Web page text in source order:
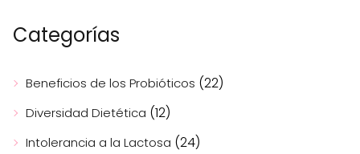
Categorías
Beneficios de los Probióticos (22)
Diversidad Dietética (12)
Intolerancia a la Lactosa (24)